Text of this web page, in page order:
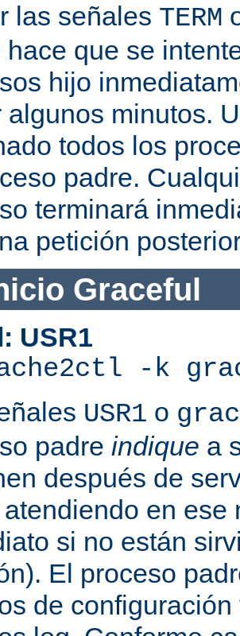
las señales TERM
hace que se
hijo
algunos minutos.
todos los
padre.
terminará
petición
Graceful
USR1
-k
USR1 o
padre indique a
después de
en ese
si no están
El proceso
de